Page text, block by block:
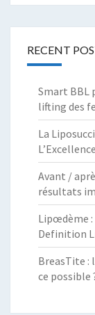
RECENT
Smart BBL
lifting des
La
Avant /
résultats
Lipœdème
Definition
BreasTite :
ce possible